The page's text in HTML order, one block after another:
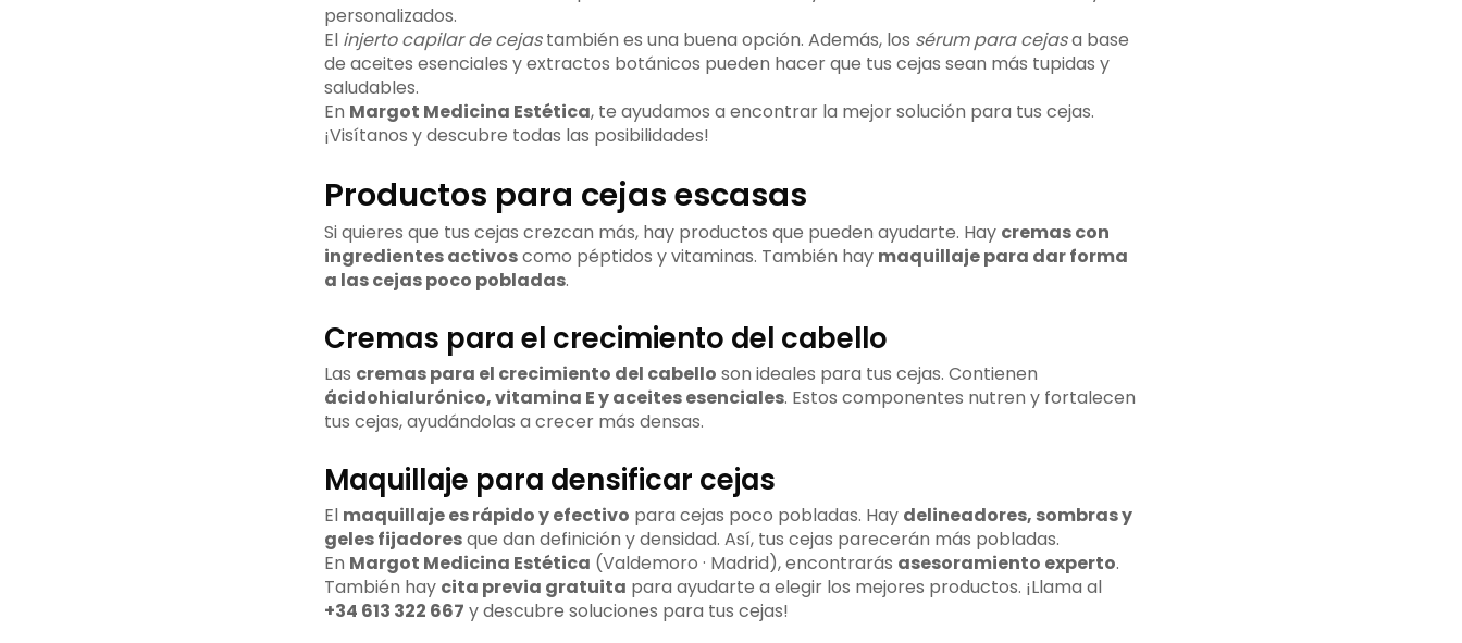
personalizados.
El injerto capilar de cejastambién es una buena opción. Además, los sérum para cejasa base
de aceites esenciales y extractos botánicos pueden hacer que tus cejas sean más tupidas y
saludables.
En Margot Medicina Estética, te ayudamos a encontrar la mejor solución para tus cejas.
¡Visítanos y descubre todas las posibilidades!
Productos para cejas escasas
Si quieres que tus cejas crezcan más, hay productos que pueden ayudarte. Hay cremas con
ingredientes activoscomo péptidos y vitaminas. También hay maquillaje para dar forma
a las cejas poco pobladas.
Cremas para el crecimiento del cabello
Las cremas para el crecimiento del cabello son ideales para tus cejas. Contienen
ácidohialurónico, vitamina E y aceites esenciales. Estos componentes nutren y fortalecen
tus cejas, ayudándolas a crecer más densas.
Maquillaje para densificar cejas
El maquillaje es rápido y efectivo para cejas poco pobladas. Hay delineadores, sombras y
geles fijadoresque dan definición y densidad. Así, tus cejas parecerán más pobladas.
En Margot Medicina Estética (Valdemoro · Madrid), encontrarás asesoramiento experto.
También hay cita previa gratuita para ayudarte a elegir los mejores productos. ¡Llama al
+34 613 322 667 y descubre soluciones para tus cejas!